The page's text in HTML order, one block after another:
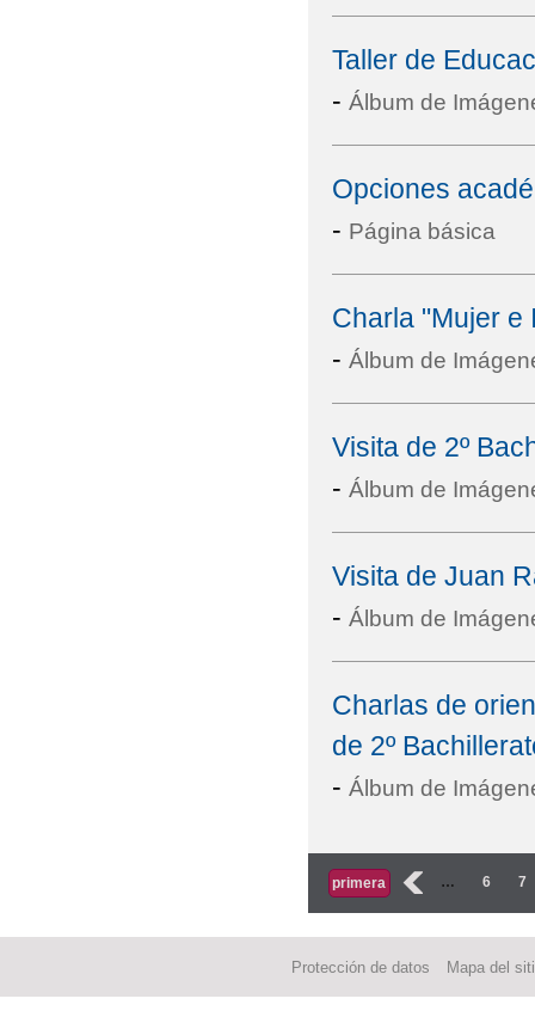
Taller de
- Álbum de
Opciones
- Página básica
Charla "Mujer e
- Álbum de
Visita de 2º
- Álbum de
Visita de Juan
- Álbum de
Charlas de
de 2º
- Álbum de
Páginas
primera ‹ … 6 7
Protección de datos Mapa del